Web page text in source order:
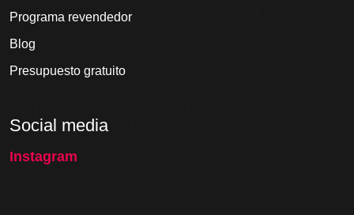
Programa revendedor
Blog
Presupuesto gratuito
Social media
Instagram